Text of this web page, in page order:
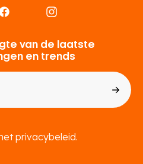
van de laatste
en trends
privacybeleid.